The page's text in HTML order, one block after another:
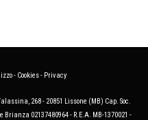
- Cookies- Privacy
268 - 20851 Lissone (MB) Cap. Soc.
Brianza 02137480964 - R.E.A. MB-1370021 -